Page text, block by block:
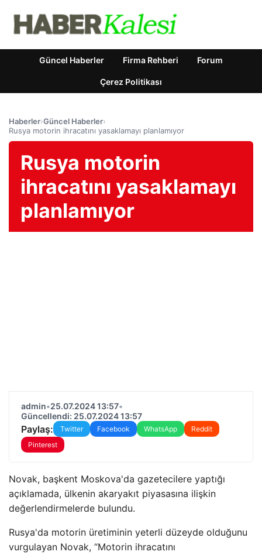
Güncel Haberler Firma Rehberi Forum
Çerez Politikası
Haberler›Güncel Haberler›
Rusya motorin ihracatını yasaklamayı planlamıyor
Rusya motorin
ihracatını yasaklamayı
planlamıyor
admin•25.07.2024 13:57•
Güncellendi: 25.07.2024 13:57
Paylaş: Twitter Facebook WhatsApp
Reddit
Pinterest
Novak, başkent Moskova'da gazetecilere yaptığı
açıklamada, ülkenin akaryakıt piyasasına ilişkin
değerlendirmelerde bulundu.
Rusya'da motorin üretiminin yeterli düzeyde olduğunu
vurgulayan Novak, “Motorin ihracatını